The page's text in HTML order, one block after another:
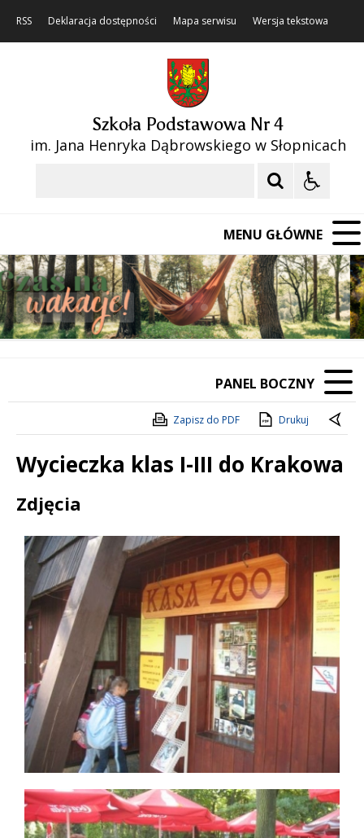
RSS Deklaracja dostępności Mapa serwisu Wersja tekstowa
Szkoła Podstawowa Nr 4
im. Jana Henryka Dąbrowskiego w Słopnicach
MENU GŁÓWNE
Poprzedni Element
Następny Element
❚❚
PANEL BOCZNY
Zapisz do PDF Drukuj
Wycieczka klas I-III do Krakowa
Treść
Zdjęcia